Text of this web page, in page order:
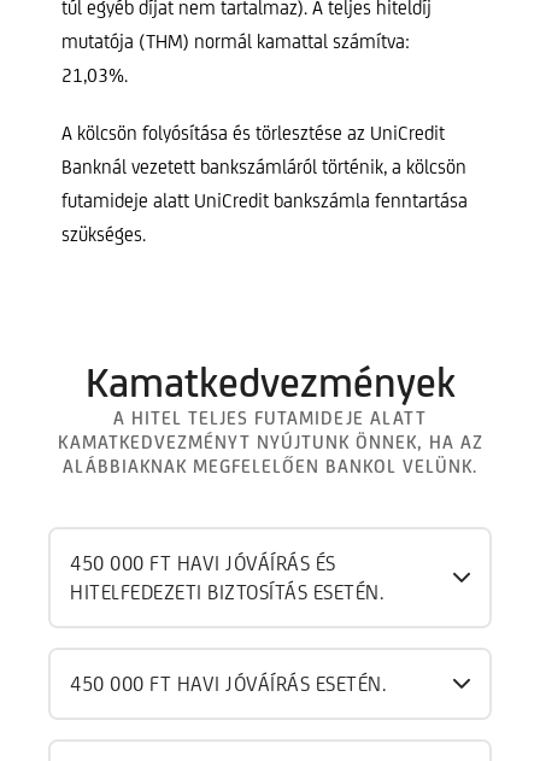
túl egyéb díjat nem tartalmaz). A teljes hiteldíj
mutatója (THM) normál kamattal számítva:
21,03%.
A kölcsön folyósítása és törlesztése az UniCredit
Banknál vezetett bankszámláról történik, a kölcsön
futamideje alatt UniCredit bankszámla fenntartása
szükséges.
Kamatkedvezmények
A HITEL TELJES FUTAMIDEJE ALATT
KAMATKEDVEZMÉNYT NYÚJTUNK ÖNNEK, HA AZ
ALÁBBIAKNAK MEGFELELŐEN BANKOL VELÜNK.
450 000 FT HAVI JÓVÁÍRÁS ÉS
HITELFEDEZETI BIZTOSÍTÁS ESETÉN.
450 000 FT HAVI JÓVÁÍRÁS ESETÉN.